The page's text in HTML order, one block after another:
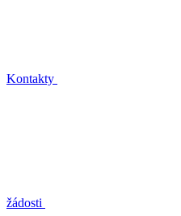
Kontakty
žádosti